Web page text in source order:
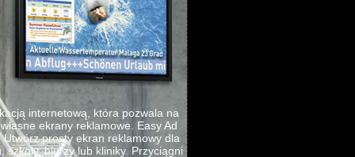
internetową, która pozwala na
ekrany reklamowe. Easy Ad
prosty ekran reklamowy dla
szkoly, biurzy lub kliniky. Przyciągni